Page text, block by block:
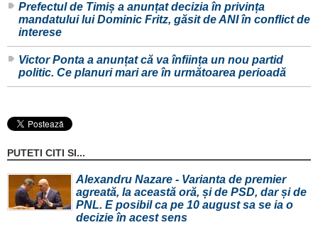
Prefectul de Timiș a anunțat decizia în privința
mandatului lui Dominic Fritz, găsit de ANI în conflict de
interese
Victor Ponta a anunțat că va înființa un nou partid
politic. Ce planuri mari are în următoarea perioadă
PUTETI CITI SI...
Alexandru Nazare - Varianta de premier
agreată, la această oră, și de PSD, dar și de
PNL. E posibil ca pe 10 august sa se ia o
decizie în acest sens